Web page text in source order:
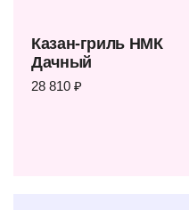
Казан-гриль НМК
Дачный
28 810 ₽